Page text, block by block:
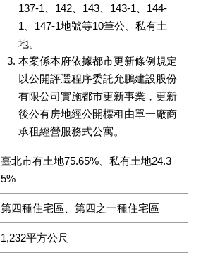
137-1、142、143、143-1、144-
1、147-1地號等10筆公、私有土
地。
本案係本府依據都市更新條例規定
以公開評選程序委託允鵬建設股份
有限公司實施都市更新事業，更新
後公有房地經公開標租由單一廠商
承租經營服務式公寓。
臺北市有土地75.65%、私有土地24.3
5%
第四種住宅區、第四之一種住宅區
1,232平方公尺